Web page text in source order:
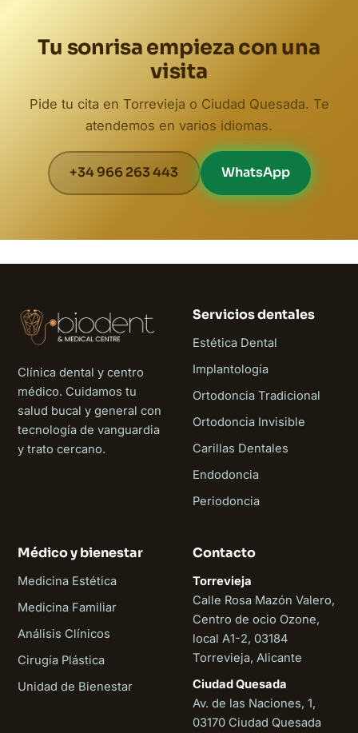
Tu sonrisa empieza con una
visita
Pide tu cita en Torrevieja o Ciudad Quesada. Te
atendemos en varios idiomas.
+34 966 263 443 WhatsApp
Clínica dental y centro
médico. Cuidamos tu
salud bucal y general con
tecnología de vanguardia
y trato cercano.
Servicios dentales
Estética Dental
Implantología
Ortodoncia Tradicional
Ortodoncia Invisible
Carillas Dentales
Endodoncia
Periodoncia
Médico y bienestar
Medicina Estética
Medicina Familiar
Análisis Clínicos
Cirugía Plástica
Unidad de Bienestar
Contacto
Torrevieja
Calle Rosa Mazón Valero,
Centro de ocio Ozone,
local A1-2, 03184
Torrevieja, Alicante
Ciudad Quesada
Av. de las Naciones, 1,
03170 Ciudad Quesada